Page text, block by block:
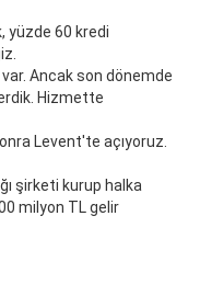
yüzde 60 kredi
var. Ancak son dönemde
Hizmette
Levent'te açıyoruz.
şirketi kurup halka
milyon TL gelir